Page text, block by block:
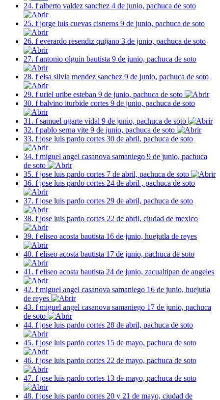
24. f alberto valdez sanchez 4 de junio, pachuca de soto
25. f jorge luis cuevas cisneros 9 de junio, pachuca de soto
26. f everardo resendiz quijano 3 de junio, pachuca de soto
27. f antonio olguin bautista 9 de junio, pachuca de soto
28. f elsa silvia mendez sanchez 9 de junio, pachuca de soto
29. f uriel uribe esteban 9 de junio, pachuca de soto
30. f balvino iturbide cortes 9 de junio, pachuca de soto
31. f samuel ugarte vidal 9 de junio, pachuca de soto
32. f pablo serna vite 9 de junio, pachuca de soto
33. f jose luis pardo cortes 30 de abril, pachuca de soto
34. f miguel angel casanova samaniego 9 de junio, pachuca
de soto
35. f jose luis pardo cortes 7 de abril, pachuca de soto
36. f jose luis pardo cortes 24 de abril , pachuca de soto
37. f jose luis pardo cortes 29 de abril, pachuca de soto
38. f jose luis pardo cortes 22 de abril, ciudad de mexico
39. f eliseo acosta bautista 16 de junio, huejutla de reyes
40. f eliseo acosta bautista 17 de junio, pachuca de soto
41. f eliseo acosta bautista 24 de junio, zacualtipan de angeles
42. f miguel angel casanova samaniego 16 de junio, huejutla
de reyes
43. f miguel angel casanova samaniego 17 de junio, pachuca
de soto
44. f jose luis pardo cortes 28 de abril, pachuca de soto
45. f jose luis pardo cortes 15 de mayo, pachuca de soto
46. f jose luis pardo cortes 22 de mayo, pachuca de soto
47. f jose luis pardo cortes 13 de mayo, pachuca de soto
48. f jose luis pardo cortes 20 y 21 de mayo, ciudad de